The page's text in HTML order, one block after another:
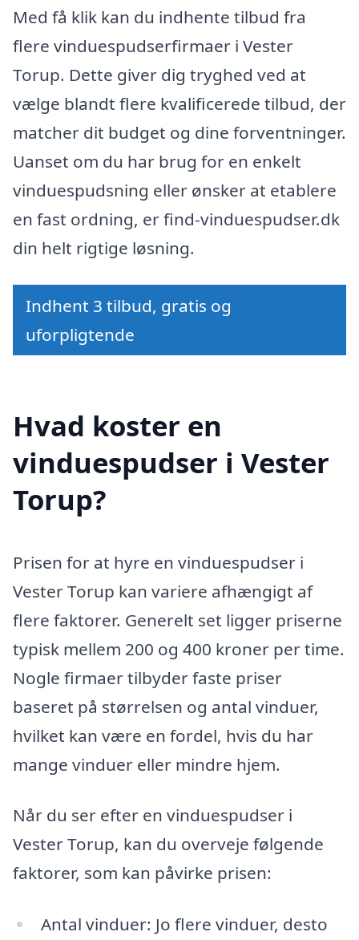
Med få klik kan du indhente tilbud fra
flere vinduespudserfirmaer i Vester
Torup. Dette giver dig tryghed ved at
vælge blandt flere kvalificerede tilbud, der
matcher dit budget og dine forventninger.
Uanset om du har brug for en enkelt
vinduespudsning eller ønsker at etablere
en fast ordning, er find-vinduespudser.dk
din helt rigtige løsning.
Indhent 3 tilbud, gratis og
uforpligtende
Hvad koster en
vinduespudser i Vester
Torup?
Prisen for at hyre en vinduespudser i
Vester Torup kan variere afhængigt af
flere faktorer. Generelt set ligger priserne
typisk mellem 200 og 400 kroner per time.
Nogle firmaer tilbyder faste priser
baseret på størrelsen og antal vinduer,
hvilket kan være en fordel, hvis du har
mange vinduer eller mindre hjem.
Når du ser efter en vinduespudser i
Vester Torup, kan du overveje følgende
faktorer, som kan påvirke prisen:
Antal vinduer: Jo flere vinduer, desto